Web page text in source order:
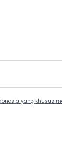
yang